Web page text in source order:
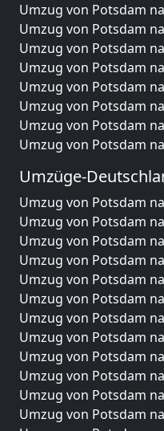
Umzug von Potsdam
Umzug von Potsdam
Umzug von Potsdam
Umzug von Potsdam
Umzug von Potsdam
Umzug von Potsdam
Umzug von Potsdam
Umzug von Potsdam
Umzüge-
Umzug von Potsdam
Umzug von Potsdam
Umzug von Potsdam
Umzug von Potsdam
Umzug von Potsdam
Umzug von Potsdam
Umzug von Potsdam
Umzug von Potsdam
Umzug von Potsdam
Umzug von Potsdam
Umzug von Potsdam
Umzug von Potsdam